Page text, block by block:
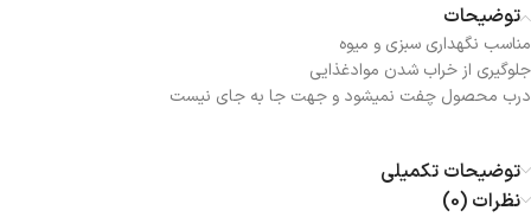
توضیحات
مناسب نگهداری سبزی و میوه
جلوگیری از خراب شدن موادغذایی
درب محصول چفت نمیشود و جهت جا به جای نیست
توضیحات تکمیلی
نظرات (0)